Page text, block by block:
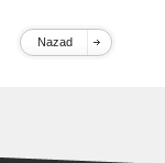
Nazad